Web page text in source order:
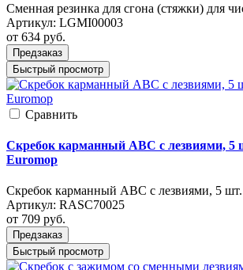
Сменная резинка для сгона (стяжки) для
Артикул: LGMI00003
от 634 руб.
Предзаказ
Быстрый просмотр
Cравнить
Скребок карманный ABC с лезвиями, 5
Euromop
Скребок карманный ABC с лезвиями, 5 шт.
Артикул: RASC70025
от 709 руб.
Предзаказ
Быстрый просмотр